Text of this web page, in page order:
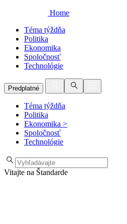
Home
Téma týždňa
Politika
Ekonomika
Spoločnosť
Technológie
Predplatné
Téma týždňa
Politika
Ekonomika >
Spoločnosť
Technológie
Vitajte na Štandarde